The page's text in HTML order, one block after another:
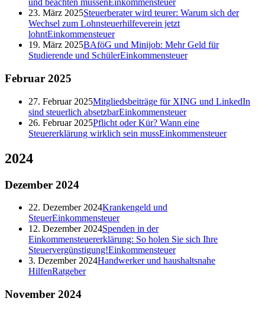
und beachten müssen Einkommensteuer
23. März 2025Steuerberater wird teurer: Warum sich der
Wechsel zum Lohnsteuerhilfeverein jetzt
lohntEinkommensteuer
19. März 2025BAföG und Minijob: Mehr Geld für
Studierende und SchülerEinkommensteuer
Februar 2025
27. Februar 2025Mitgliedsbeiträge für XING und LinkedIn
sind steuerlich absetzbarEinkommensteuer
26. Februar 2025Pflicht oder Kür? Wann eine
Steuererklärung wirklich sein mussEinkommensteuer
2024
Dezember 2024
22. Dezember 2024Krankengeld und
SteuerEinkommensteuer
12. Dezember 2024Spenden in der
Einkommensteuererklärung: So holen Sie sich Ihre
Steuervergünstigung!Einkommensteuer
3. Dezember 2024Handwerker und haushaltsnahe
HilfenRatgeber
November 2024